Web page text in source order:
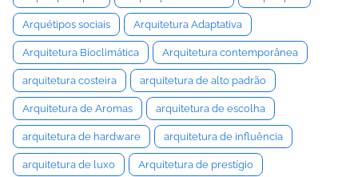
Arquétipos sociais Arquitetura Adaptativa
Arquitetura Bioclimática Arquitetura contemporânea
arquitetura costeira arquitetura de alto padrão
Arquitetura de Aromas arquitetura de escolha
arquitetura de hardware arquitetura de influência
arquitetura de luxo Arquitetura de prestígio